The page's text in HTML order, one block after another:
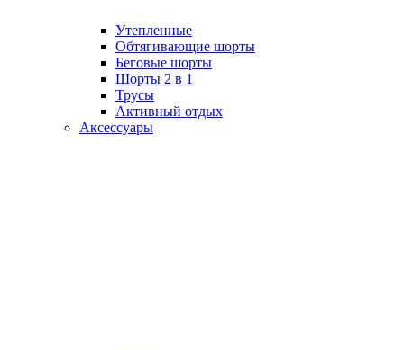
Утепленные
Обтягивающие шорты
Беговые шорты
Шорты 2 в 1
Трусы
Активный отдых
Аксессуары